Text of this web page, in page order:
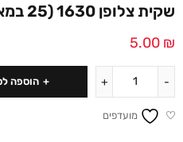
שקית צלופן 1630 (25 במארז)
5.00 ₪
הוספה
מועדפים